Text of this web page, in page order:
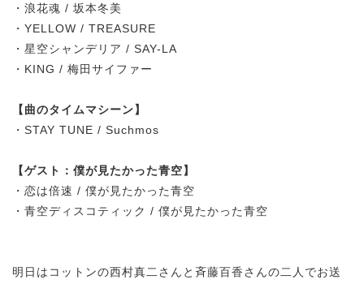
・浪花魂 / 坂本冬美
・YELLOW / TREASURE
・星空シャンデリア / SAY-LA
・ KING / 梅田サイファー
【曲のタイムマシーン】
・ STAY TUNE / Suchmos
【ゲスト：僕が見たかった青空】
・恋は倍速 / 僕が見たかった青空
・青空ディスコティック / 僕が見たかった青空
明日はコットンの西村真二さんと斉藤百香さんの二人でお送